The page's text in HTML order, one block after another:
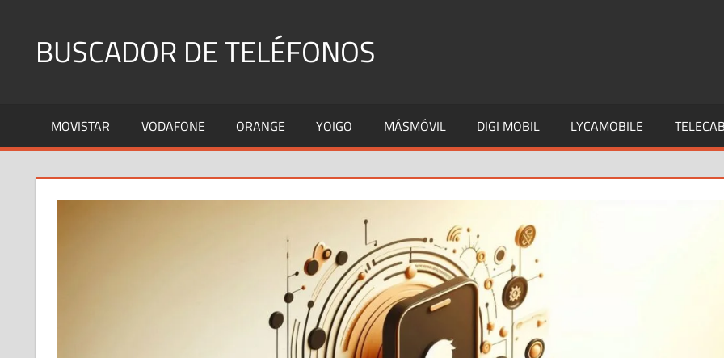
contenidoBUSCADOR DE TELÉFONOS
Fijos
y
MOVISTAR VODAFONE ORANGE YOIGO MÁSMÓVIL DIGI MOBIL LYCAMOBILE